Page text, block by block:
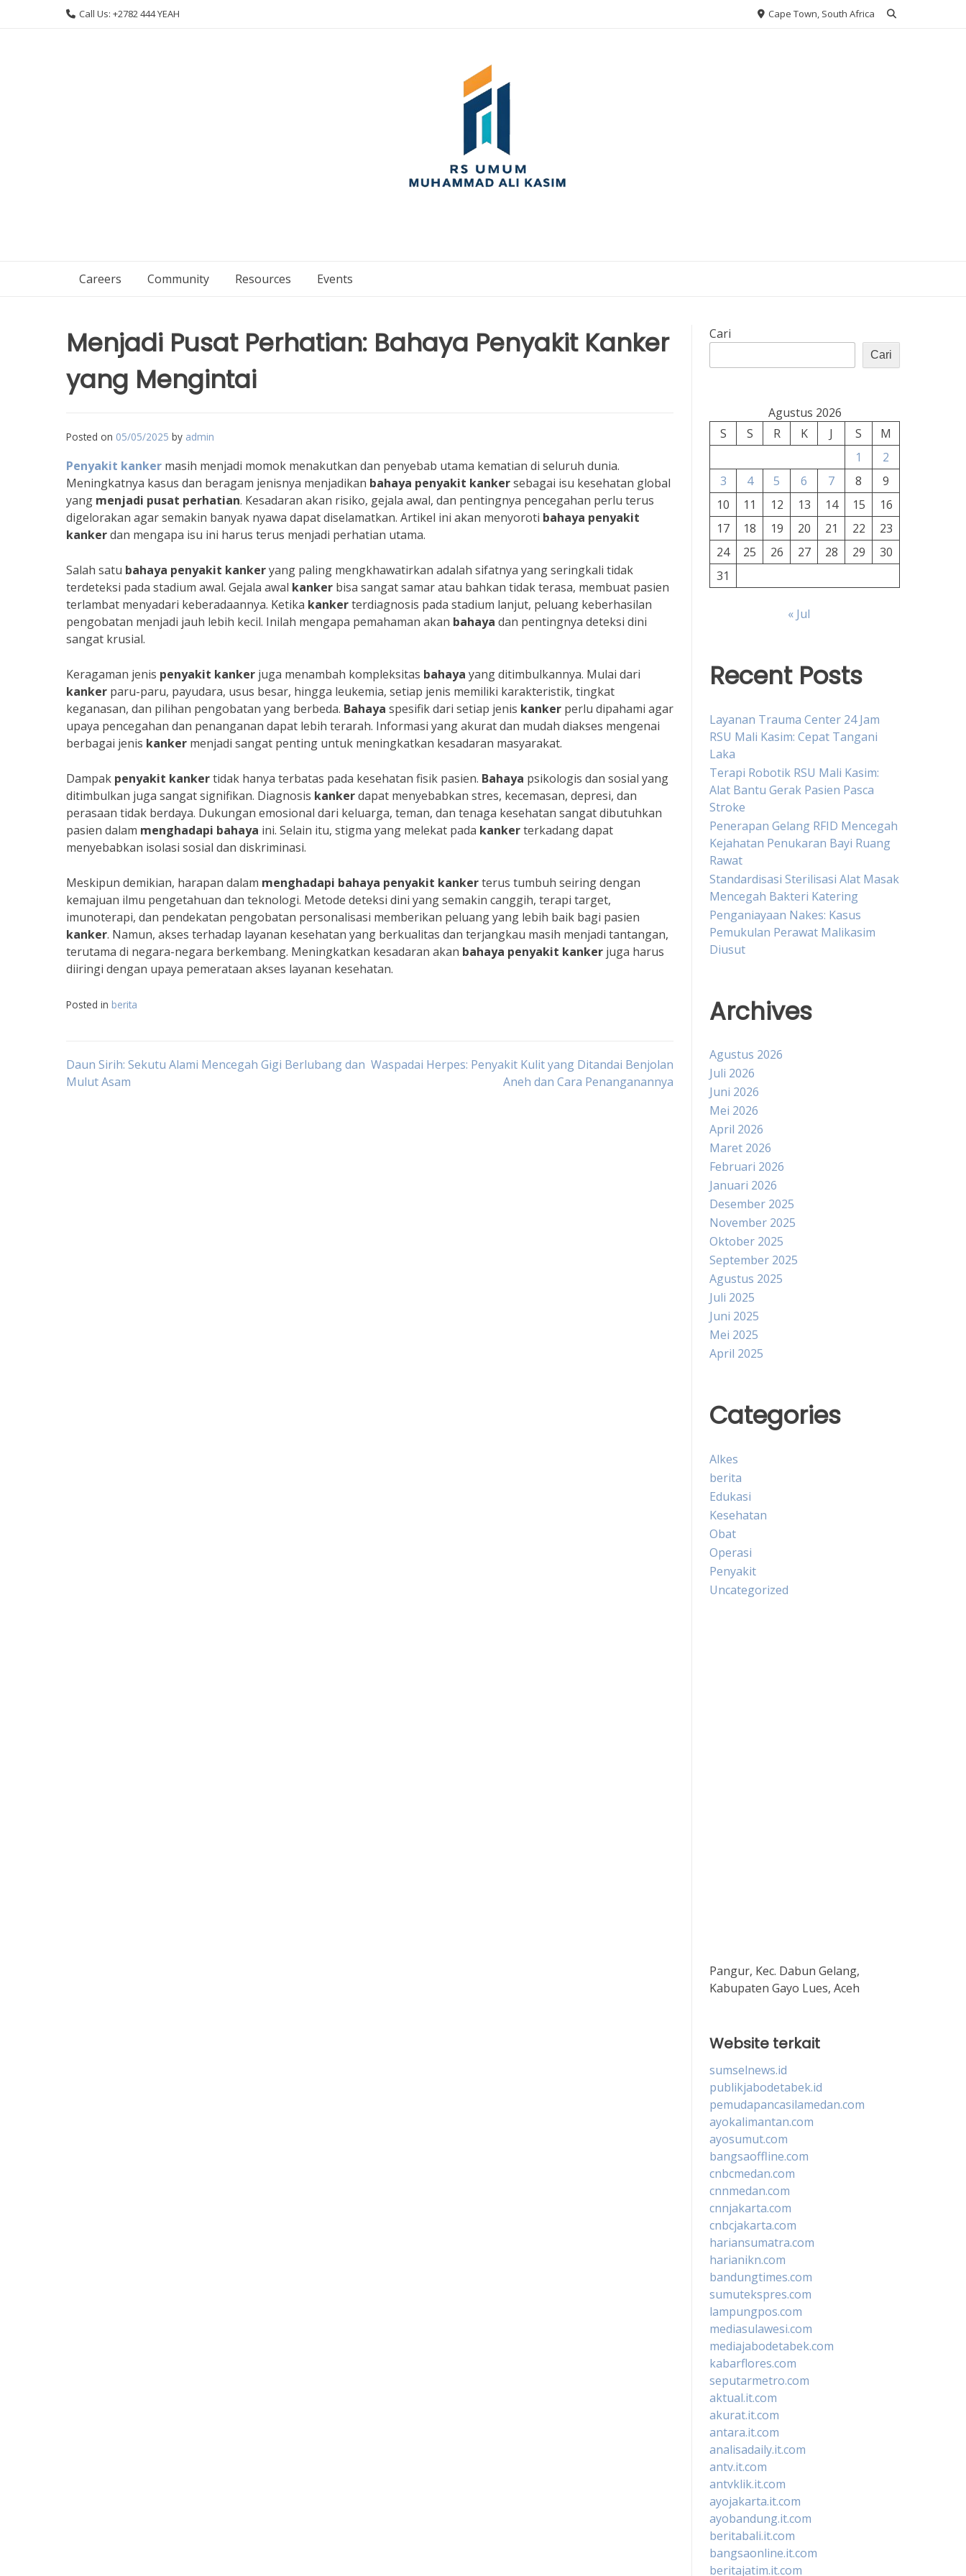
Call Us: +2782 444 YEAH Cape Town, South Africa
Careers Community Resources Events
Menjadi Pusat Perhatian: Bahaya Penyakit Kanker
yang Mengintai
Posted on 05/05/2025 by admin
Penyakit kanker masih menjadi momok menakutkan dan penyebab utama kematian di seluruh dunia.
Meningkatnya kasus dan beragam jenisnya menjadikan bahaya penyakit kankersebagai isu kesehatan global
yang menjadi pusat perhatian. Kesadaran akan risiko, gejala awal, dan pentingnya pencegahan perlu terus
digelorakan agar semakin banyak nyawa dapat diselamatkan. Artikel ini akan menyoroti bahaya penyakit
kankerdan mengapa isu ini harus terus menjadi perhatian utama.
Salah satu bahaya penyakit kankeryang paling mengkhawatirkan adalah sifatnya yang seringkali tidak
terdeteksi pada stadium awal. Gejala awal kanker bisa sangat samar atau bahkan tidak terasa, membuat pasien
terlambat menyadari keberadaannya. Ketika kankerterdiagnosis pada stadium lanjut, peluang keberhasilan
pengobatan menjadi jauh lebih kecil. Inilah mengapa pemahaman akan bahaya dan pentingnya deteksi dini
sangat krusial.
Keragaman jenis penyakit kanker juga menambah kompleksitas bahaya yang ditimbulkannya. Mulai dari
kanker paru-paru, payudara, usus besar, hingga leukemia, setiap jenis memiliki karakteristik, tingkat
keganasan, dan pilihan pengobatan yang berbeda. Bahaya spesifik dari setiap jenis kanker perlu dipahami agar
upaya pencegahan dan penanganan dapat lebih terarah. Informasi yang akurat dan mudah diakses mengenai
berbagai jenis kanker menjadi sangat penting untuk meningkatkan kesadaran masyarakat.
Dampak penyakit kankertidak hanya terbatas pada kesehatan fisik pasien. Bahaya psikologis dan sosial yang
ditimbulkan juga sangat signifikan. Diagnosis kankerdapat menyebabkan stres, kecemasan, depresi, dan
perasaan tidak berdaya. Dukungan emosional dari keluarga, teman, dan tenaga kesehatan sangat dibutuhkan
pasien dalam menghadapi bahaya ini. Selain itu, stigma yang melekat pada kankerterkadang dapat
menyebabkan isolasi sosial dan diskriminasi.
Meskipun demikian, harapan dalam menghadapi bahaya penyakit kankerterus tumbuh seiring dengan
kemajuan ilmu pengetahuan dan teknologi. Metode deteksi dini yang semakin canggih, terapi target,
imunoterapi, dan pendekatan pengobatan personalisasi memberikan peluang yang lebih baik bagi pasien
kanker. Namun, akses terhadap layanan kesehatan yang berkualitas dan terjangkau masih menjadi tantangan,
terutama di negara-negara berkembang. Meningkatkan kesadaran akan bahaya penyakit kanker juga harus
diiringi dengan upaya pemerataan akses layanan kesehatan.
Posted in berita
Navigasi
Daun Sirih: Sekutu Alami Mencegah Gigi Berlubang dan
Mulut Asam
Waspadai Herpes: Penyakit Kulit yang Ditandai Benjolan
Aneh dan Cara Penanganannya
Cari
Cari
Agustus 2026
S
S R K J S
M
1
2
3
4 5 6 7 8
9
10
11 12 13 14 15
16
17
18 19 20 21 22
23
24
25 26 27 28 29
30
31
« Jul
Recent Posts
Layanan Trauma Center 24 Jam
RSU Mali Kasim: Cepat Tangani
Laka
Terapi Robotik RSU Mali Kasim:
Alat Bantu Gerak Pasien Pasca
Stroke
Penerapan Gelang RFID Mencegah
Kejahatan Penukaran Bayi Ruang
Rawat
Standardisasi Sterilisasi Alat Masak
Mencegah Bakteri Katering
Penganiayaan Nakes: Kasus
Pemukulan Perawat Malikasim
Diusut
Archives
Agustus 2026
Juli 2026
Juni 2026
Mei 2026
April 2026
Maret 2026
Februari 2026
Januari 2026
Desember 2025
November 2025
Oktober 2025
September 2025
Agustus 2025
Juli 2025
Juni 2025
Mei 2025
April 2025
Categories
Alkes
berita
Edukasi
Kesehatan
Obat
Operasi
Penyakit
Uncategorized
Pangur, Kec. Dabun Gelang,
Kabupaten Gayo Lues, Aceh
Website terkait
sumselnews.id
publikjabodetabek.id
pemudapancasilamedan.com
ayokalimantan.com
ayosumut.com
bangsaoffline.com
cnbcmedan.com
cnnmedan.com
cnnjakarta.com
cnbcjakarta.com
hariansumatra.com
harianikn.com
bandungtimes.com
sumutekspres.com
lampungpos.com
mediasulawesi.com
mediajabodetabek.com
kabarflores.com
seputarmetro.com
aktual.it.com
akurat.it.com
antara.it.com
analisadaily.it.com
antv.it.com
antvklik.it.com
ayojakarta.it.com
ayobandung.it.com
beritabali.it.com
bangsaonline.it.com
beritajatim.it.com